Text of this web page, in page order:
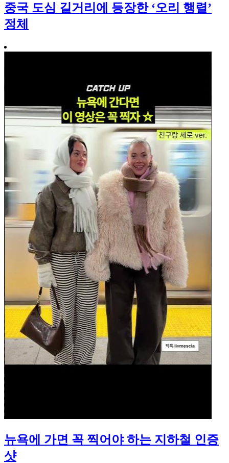
중국 도심 길거리에 등장한 ‘오리 행렬’
정체
뉴욕에 가면 꼭 찍어야 하는 지하철 인증
샷